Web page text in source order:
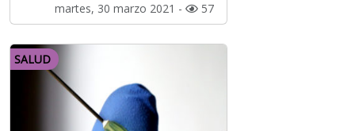
martes, 30 marzo 2021 - 57
SALUD